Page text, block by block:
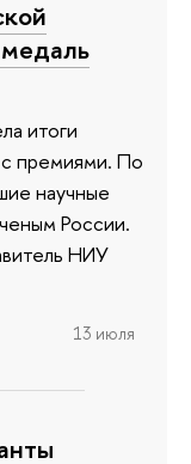
итоги
премиями. По
научные
России.
НИУ
13 июля